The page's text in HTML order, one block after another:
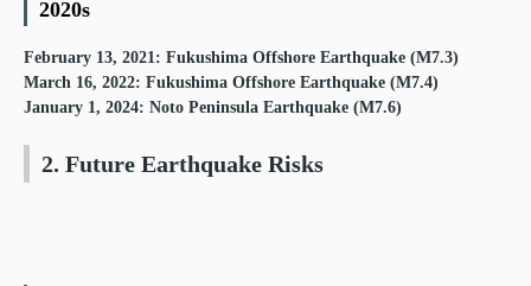
2020s
February 13, 2021: Fukushima Offshore Earthquake (M7.3)
March 16, 2022: Fukushima Offshore Earthquake (M7.4)
January 1, 2024: Noto Peninsula Earthquake (M7.6)
2. Future Earthquake Risks